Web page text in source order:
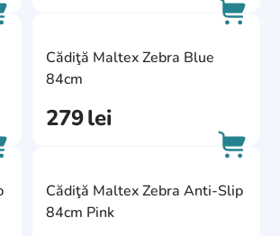
AddCardToFavourite
AddCardToCart
Cădiţă Maltex Zebra Blue
84cm
279lei
AddCardToFavourite
AddCardToCart
Cădiţă Maltex Zebra Anti-Slip
84cm Pink